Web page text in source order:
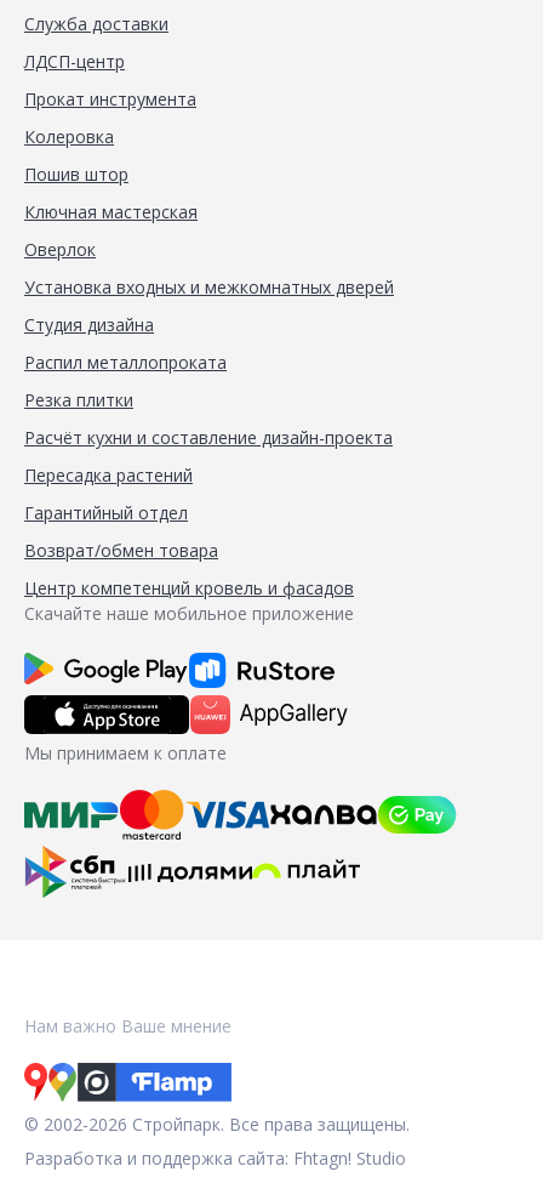
Служба доставки
ЛДСП-центр
Прокат инструмента
Колеровка
Пошив штор
Ключная мастерская
Оверлок
Установка входных и межкомнатных дверей
Студия дизайна
Распил металлопроката
Резка плитки
Расчёт кухни и составление дизайн-проекта
Пересадка растений
Гарантийный отдел
Возврат/обмен товара
Центр компетенций кровель и фасадов
Скачайте наше мобильное приложение
Мы принимаем к оплате
Нам важно Ваше мнение
© 2002-2026 Стройпарк. Все права защищены.
Разработка и поддержка сайта: Fhtagn! Studio